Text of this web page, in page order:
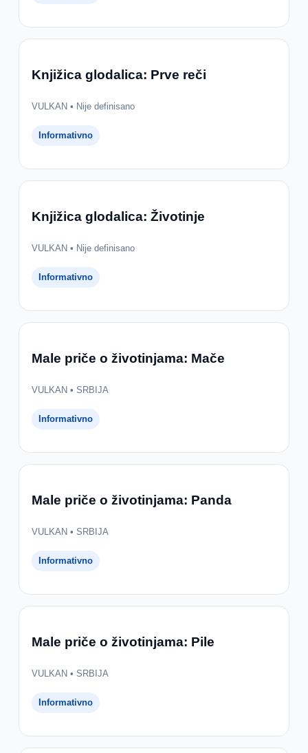
Knjižica glodalica: Prve reči
VULKAN • Nije definisano
Informativno
Knjižica glodalica: Životinje
VULKAN • Nije definisano
Informativno
Male priče o životinjama: Mače
VULKAN • SRBIJA
Informativno
Male priče o životinjama: Panda
VULKAN • SRBIJA
Informativno
Male priče o životinjama: Pile
VULKAN • SRBIJA
Informativno